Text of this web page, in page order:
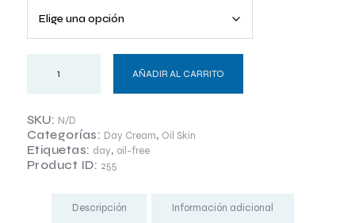
AÑADIR AL CARRITO
SKU: N/D
Categorías: Day Cream, Oil Skin
Etiquetas: day, oil-free
Product ID: 255
Descripción Información adicional